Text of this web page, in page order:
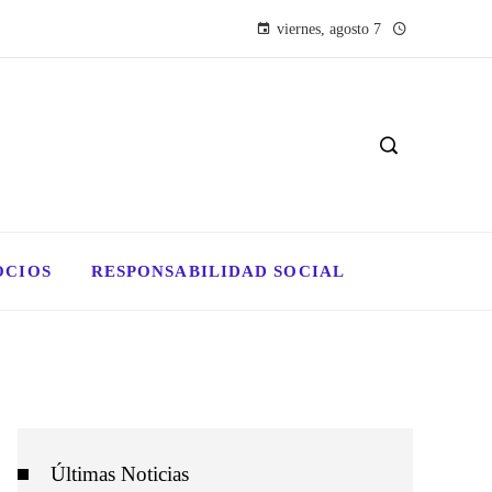
viernes, agosto 7
RESPONSABILIDAD SOCIAL
Últimas Noticias